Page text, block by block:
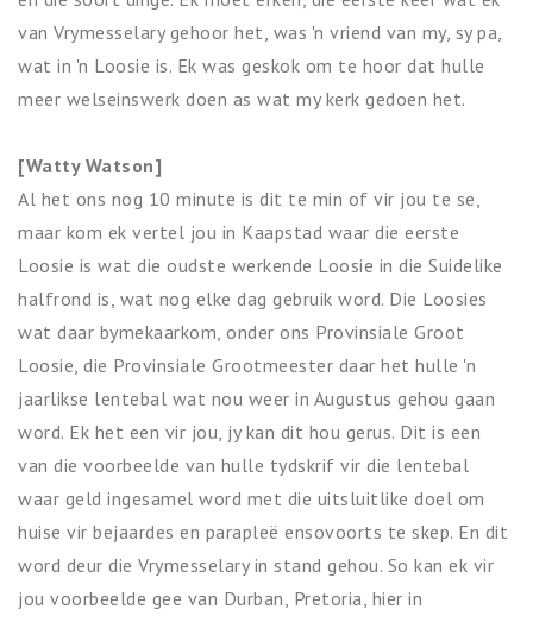
van Vrymesselary gehoor het, was 'n vriend van my, sy pa,
wat in 'n Loosie is. Ek was geskok om te hoor dat hulle
meer welseinswerk doen as wat my kerk gedoen het.
[Watty Watson]
Al het ons nog 10 minute is dit te min of vir jou te se,
maar kom ek vertel jou in Kaapstad waar die eerste
Loosie is wat die oudste werkende Loosie in die Suidelike
halfrond is, wat nog elke dag gebruik word. Die Loosies
wat daar bymekaarkom, onder ons Provinsiale Groot
Loosie, die Provinsiale Grootmeester daar het hulle 'n
jaarlikse lentebal wat nou weer in Augustus gehou gaan
word. Ek het een vir jou, jy kan dit hou gerus. Dit is een
van die voorbeelde van hulle tydskrif vir die lentebal
waar geld ingesamel word met die uitsluitlike doel om
huise vir bejaardes en parapleë ensovoorts te skep. En dit
word deur die Vrymesselary in stand gehou. So kan ek vir
jou voorbeelde gee van Durban, Pretoria, hier in